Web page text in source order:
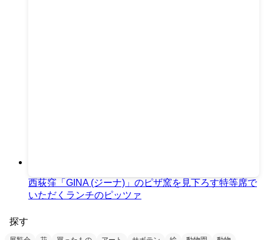
西荻窪「GINA (ジーナ)」のピザ窯を見下ろす特等席で
いただくランチのピッツァ
探す